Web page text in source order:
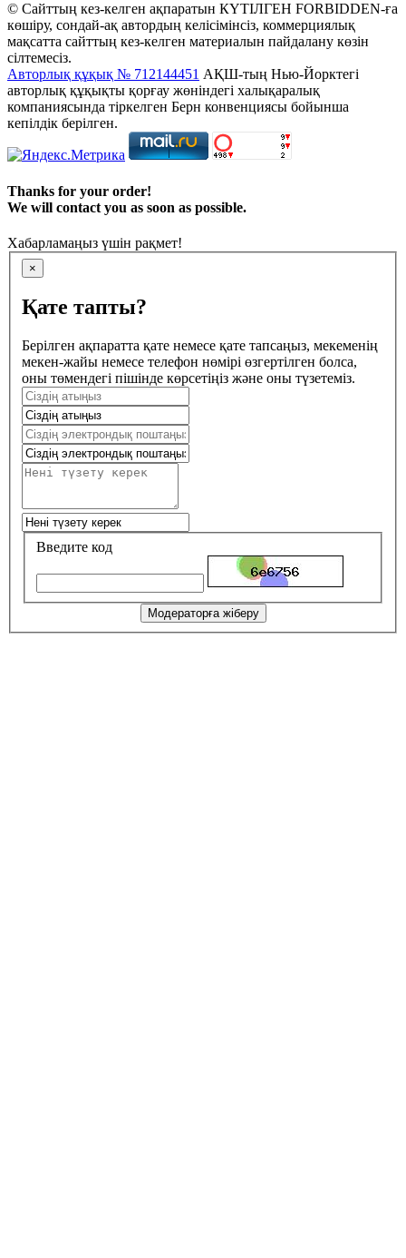
© Сайттың кез-келген ақпаратын КҮТІЛГЕН FORBIDDEN-ға
көшіру, сондай-ақ автордың келісімінсіз, коммерциялық
мақсатта сайттың кез-келген материалын пайдалану көзін
сілтемесіз.
Авторлық құқық № 712144451 АҚШ-тың Нью-Йорктегі
авторлық құқықты қорғау жөніндегі халықаралық
компаниясында тіркелген Берн конвенциясы бойынша
кепілдік берілген.
Thanks for your order!
We will contact you as soon as possible.
Хабарламаңыз үшін рақмет!
×
Қате тапты?
Берілген ақпаратта қате немесе қате тапсаңыз, мекеменің
мекен-жайы немесе телефон нөмірі өзгертілген болса,
оны төмендегі пішінде көрсетіңіз және оны түзетеміз.
Введите код
Модераторға жіберу